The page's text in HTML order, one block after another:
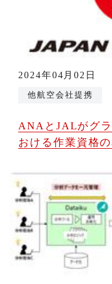
2024年04月02日
他航空会社提携
ANAとJALがグ
おける作業資格